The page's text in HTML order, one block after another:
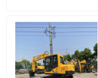
À propos de nous
Visite de l'usine